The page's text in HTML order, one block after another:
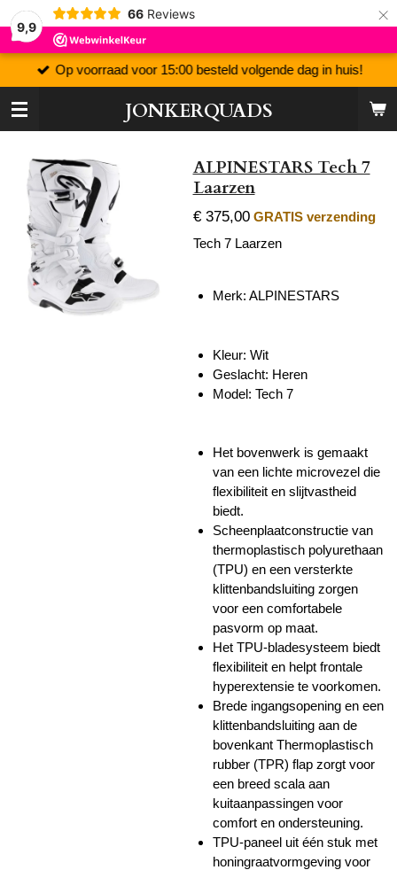
9,9
66 Reviews ×
JONKERQUADS
Op voorraad voor 15:00 besteld volgende dag in huis!
ALPINESTARS Tech 7
Laarzen
€ 375,00 GRATIS verzending
Tech 7 Laarzen
Merk: ALPINESTARS
Kleur: Wit
Geslacht: Heren
Model: Tech 7
Het bovenwerk is gemaakt
van een lichte microvezel die
flexibiliteit en slijtvastheid
biedt.
Scheenplaatconstructie van
thermoplastisch polyurethaan
(TPU) en een versterkte
klittenbandsluiting zorgen
voor een comfortabele
pasvorm op maat.
Het TPU-bladesysteem biedt
flexibiliteit en helpt frontale
hyperextensie te voorkomen.
Brede ingangsopening en een
klittenbandsluiting aan de
bovenkant Thermoplastisch
rubber (TPR) flap zorgt voor
een breed scala aan
kuitaanpassingen voor
comfort en ondersteuning.
TPU-paneel uit één stuk met
honingraatvormgeving voor